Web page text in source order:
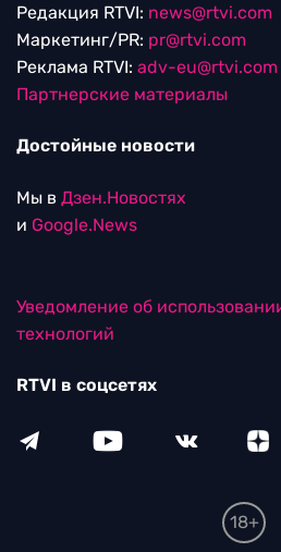
Редакция RTVI: news@rtvi.com
Маркетинг/PR: pr@rtvi.com
Реклама RTVI: adv-eu@rtvi.com
Партнерские материалы
Достойные новости
Мы в Дзен.Новостях
и Google.News
Уведомление об
технологий
RTVI в соцсетях
18+